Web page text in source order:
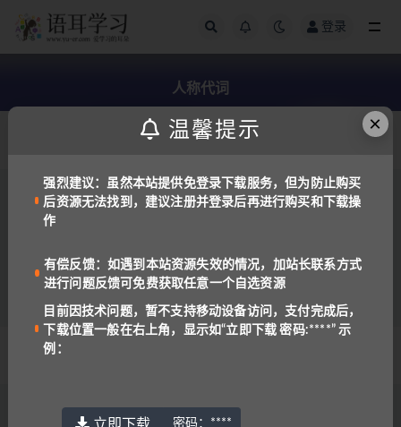
登录
人称代词
俄罗斯语 免费资源
2.3K
×
温馨提示
强烈建议：虽然本站提供免登录下载服务，但为防止购买
后资源无法找到，建议注册并登录后再进行购买和下载操
作
有偿反馈：如遇到本站资源失效的情况，加站长联系方式
进行问题反馈可免费获取任意一个自选资源
目前因技术问题，暂不支持移动设备访问，支付完成后，
下载位置一般在右上角，显示如“立即下载 密码:****” 示
例：
立即下载 密码： ****